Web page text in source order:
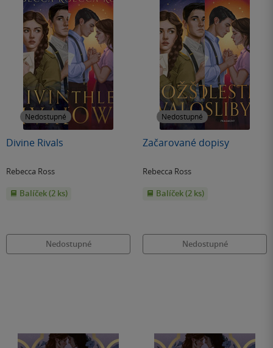
Nedostupné
Divine Rivals
Rebecca Ross
Balíček (2 ks)
Nedostupné
Nedostupné
Začarované dopisy
Rebecca Ross
Balíček (2 ks)
Nedostupné